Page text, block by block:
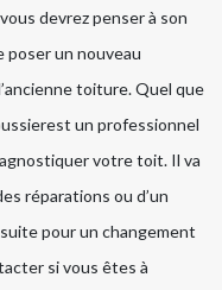
devrez penser à son
poser un nouveau
toiture. Quel que
un professionnel
votre toit. Il va
réparations ou d’un
pour un changement
si vous êtes à